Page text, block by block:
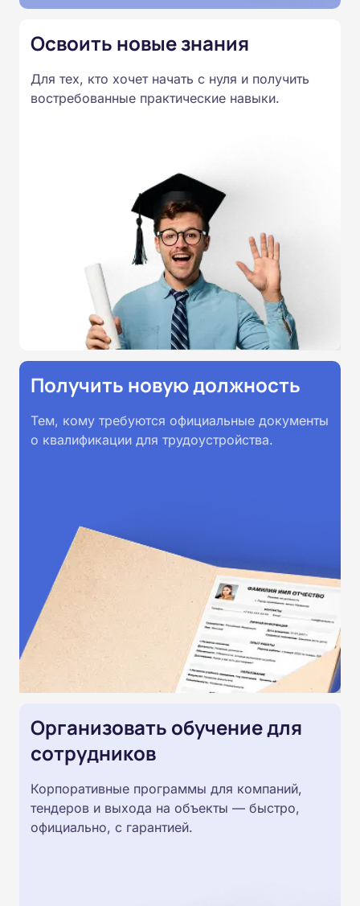
Освоить новые знания
Для тех, кто хочет начать с нуля и получить
востребованные практические навыки.
Получить новую должность
Тем, кому требуются официальные документы
о квалификации для трудоустройства.
Организовать обучение для
сотрудников
Корпоративные программы для компаний,
тендеров и выхода на объекты — быстро,
официально, с гарантией.